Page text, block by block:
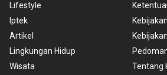
Lifestyle
Iptek
Artikel
Lingkungan Hidup
Wisata
Tentang